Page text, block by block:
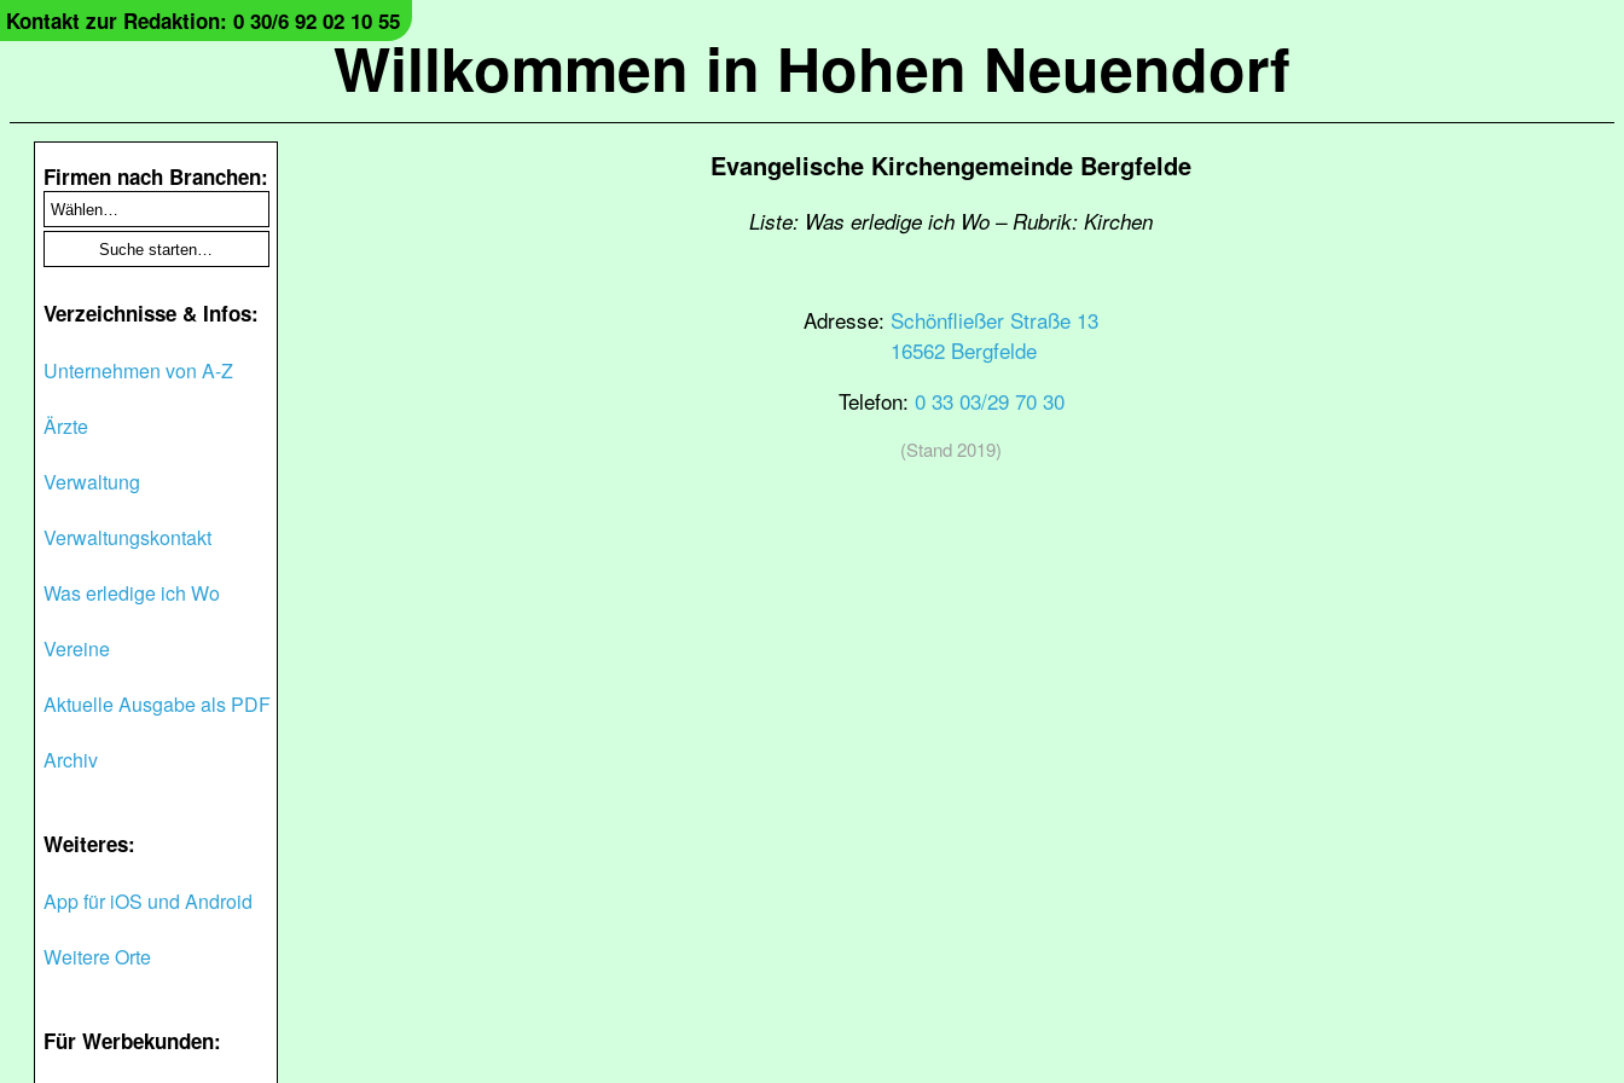
Willkommen in Hohen Neuendorf
Kontakt zur Redaktion: 0 30/6 92 02 10 55
Firmen nach Branchen:
Verzeichnisse & Infos:
Unternehmen von A-Z
Ärzte
Verwaltung
Verwaltungskontakt
Was erledige ich Wo
Vereine
Aktuelle Ausgabe als PDF
Archiv
Weiteres:
App für iOS und Android
Weitere Orte
Für Werbekunden:
Evangelische Kirchengemeinde Bergfelde
Liste: Was erledige ich Wo – Rubrik: Kirchen
Adresse: Schönfließer Straße 13
16562 Bergfelde
Telefon: 0 33 03/29 70 30
(Stand 2019)